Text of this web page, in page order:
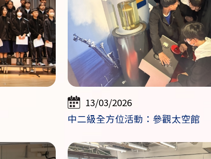
13/03/2026
中二級全方位活動：參觀太空館